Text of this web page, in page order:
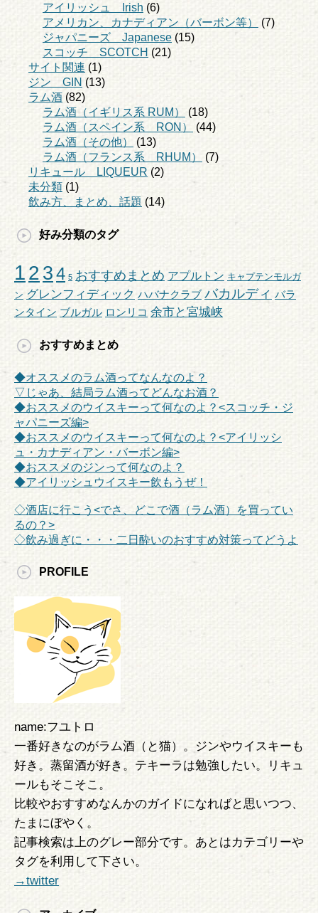
アイリッシュ Irish (6)
アメリカン、カナディアン（バーボン等）
(7)
ジャパニーズ Japanese (15)
スコッチ SCOTCH (21)
サイト関連 (1)
ジン GIN (13)
ラム酒 (82)
ラム酒（イギリス系 RUM）
(18)
ラム酒（スペイン系 RON）
(44)
ラム酒（その他）
(13)
ラム酒（フランス系 RHUM）
(7)
リキュール LIQUEUR (2)
未分類 (1)
飲み方、まとめ、話題 (14)
好み分類のタグ
12 34 5 おすすめまとめ アプルトン キャプテンモルガ
ン グレンフィディック ハバナクラブ バカルディ バラ
ンタイン ブルガル ロンリコ 余市と宮城峡
おすすめまとめ
◆オススメのラム酒ってなんなのよ？
▽じゃあ、結局ラム酒ってどんなお酒？
◆おススメのウイスキーって何なのよ？<スコッチ・ジ
ャパニーズ編>
◆おススメのウイスキーって何なのよ？<アイリッシ
ュ・カナディアン・バーボン編>
◆おススメのジンって何なのよ？
◆アイリッシュウイスキー飲もうぜ！
◇酒店に行こう<でさ、どこで酒（ラム酒）を買ってい
るの？>
◇飲み過ぎに・・・二日酔いのおすすめ対策ってどうよ
PROFILE
name:フユトロ
一番好きなのがラム酒（と猫）。ジンやウイスキーも
好き。蒸留酒が好き。テキーラは勉強したい。リキュ
ールもそこそこ。
比較やおすすめなんかのガイドになればと思いつつ、
たまにぼやく。
記事検索は上のグレー部分です。あとはカテゴリーや
タグを利用して下さい。
→twitter